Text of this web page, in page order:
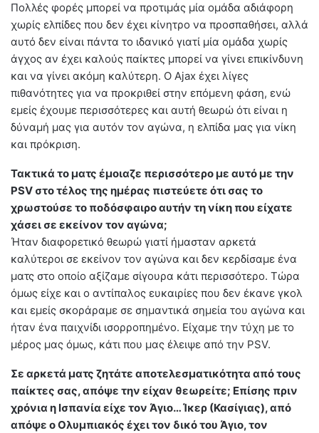
Πολλές φορές μπορεί να προτιμάς μία ομάδα αδιάφορη
χωρίς ελπίδες που δεν έχει κίνητρο να προσπαθήσει, αλλά
αυτό δεν είναι πάντα το ιδανικό γιατί μία ομάδα χωρίς
άγχος αν έχει καλούς παίκτες μπορεί να γίνει επικίνδυνη
και να γίνει ακόμη καλύτερη. Ο Ajax έχει λίγες
πιθανότητες για να προκριθεί στην επόμενη φάση, ενώ
εμείς έχουμε περισσότερες και αυτή θεωρώ ότι είναι η
δύναμή μας για αυτόν τον αγώνα, η ελπίδα μας για νίκη
και πρόκριση.
Τακτικά το ματς έμοιαζε περισσότερο με αυτό με την
PSV στο τέλος της ημέρας πιστεύετε ότι σας το
χρωστούσε το ποδόσφαιρο αυτήν τη νίκη που είχατε
χάσει σε εκείνον τον αγώνα;
Ήταν διαφορετικό θεωρώ γιατί ήμασταν αρκετά
καλύτεροι σε εκείνον τον αγώνα και δεν κερδίσαμε ένα
ματς στο οποίο αξίζαμε σίγουρα κάτι περισσότερο. Τώρα
όμως είχε και ο αντίπαλος ευκαιρίες που δεν έκανε γκολ
και εμείς σκοράραμε σε σημαντικά σημεία του αγώνα και
ήταν ένα παιχνίδι ισορροπημένο. Είχαμε την τύχη με το
μέρος μας όμως, κάτι που μας έλειψε από την PSV.
Σε αρκετά ματς ζητάτε αποτελεσματικότητα από τους
παίκτες σας, απόψε την είχαν θεωρείτε; Επίσης πριν
χρόνια η Ισπανία είχε τον Άγιο… Ίκερ (Κασίγιας), από
απόψε ο Ολυμπιακός έχει τον δικό του Άγιο, τον